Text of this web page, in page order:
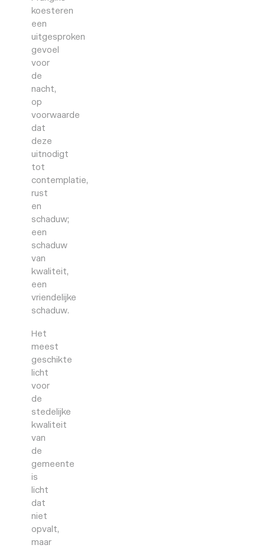
koesteren
een
uitgesproken
gevoel
voor
de
nacht,
op
voorwaarde
dat
deze
uitnodigt
tot
contemplatie,
rust
en
schaduw;
een
schaduw
van
kwaliteit,
een
vriendelijke
schaduw.
Het
meest
geschikte
licht
voor
de
stedelijke
kwaliteit
van
de
gemeente
is
licht
dat
niet
opvalt,
maar